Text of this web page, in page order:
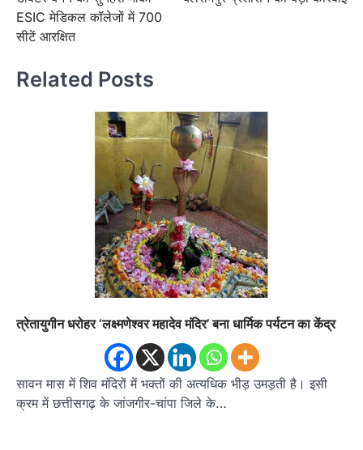
ESIC मेडिकल कॉलेजों में 700
सीटें आरक्षित
Related Posts
त्रेतायुगीन धरोहर ‘लक्ष्मणेश्वर महादेव मंदिर’ बना धार्मिक पर्यटन का केंद्र
सावन मास में शिव मंदिरों में भक्तों की अत्यधिक भीड़ उमड़ती है। इसी
क्रम में छत्तीसगढ़ के जांजगीर-चांपा जिले के…